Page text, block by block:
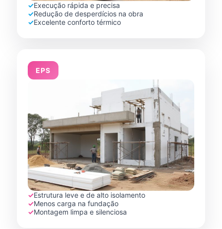
✓Execução rápida e precisa
✓Redução de desperdícios na obra
✓Excelente conforto térmico
EPS
✓Estrutura leve e de alto isolamento
✓Menos carga na fundação
✓Montagem limpa e silenciosa